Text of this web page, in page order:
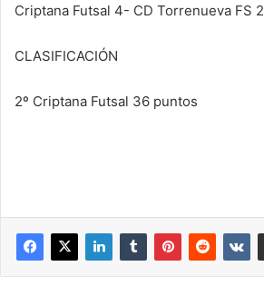
Criptana Futsal 4- CD Torrenueva FS 2
CLASIFICACIÓN
2º Criptana Futsal 36 puntos